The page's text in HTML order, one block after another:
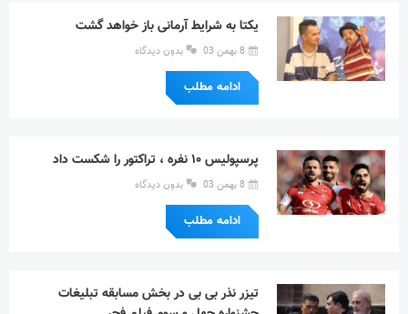
یکتا به شرایط آرمانی باز خواهد گشت
8 بهمن 03 بدون دیدگاه
ادامه مطلب
پرسپولیس ۱۰ نفره ، تراکتور را شکست داد
8 بهمن 03 بدون دیدگاه
ادامه مطلب
تیزر نذر بی بی در بخش مسابقه تبلیغات